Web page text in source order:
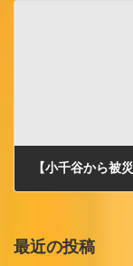
最近の投稿